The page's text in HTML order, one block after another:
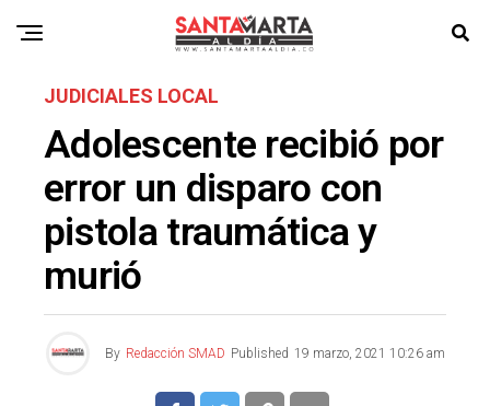
JUDICIALES LOCAL
Adolescente recibió por
error un disparo con
pistola traumática y
murió
By Redacción SMAD Published 19 marzo, 2021 10:26 am